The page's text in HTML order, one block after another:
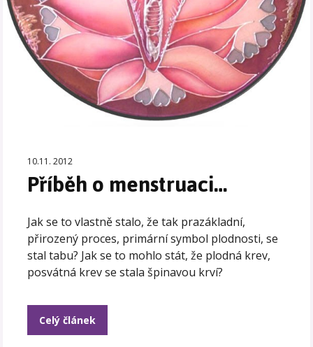
10.11. 2012
Příběh o menstruaci…
Jak se to vlastně stalo, že tak prazákladní,
přirozený proces, primární symbol plodnosti, se
stal tabu? Jak se to mohlo stát, že plodná krev,
posvátná krev se stala špinavou krví?
Celý článek